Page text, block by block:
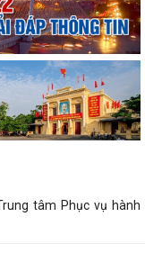
tâm Phục vụ hành